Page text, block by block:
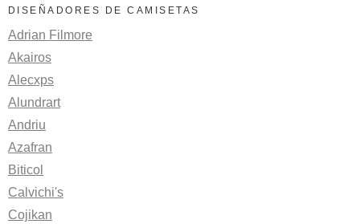
DISEÑADORES DE CAMISETAS
Adrian Filmore
Akairos
Alecxps
Alundrart
Andriu
Azafran
Biticol
Calvichi's
Cojikan